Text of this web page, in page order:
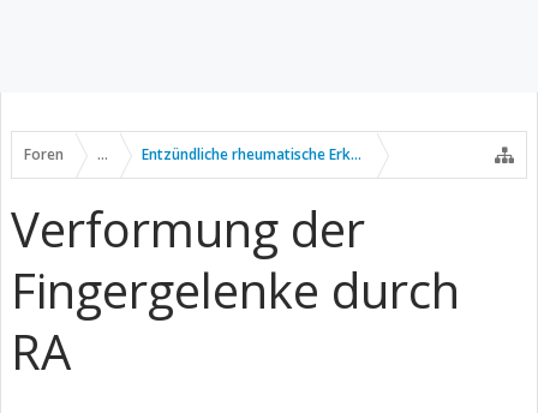
Foren ... Entzündliche rheumatische Erkrankungen
Verformung der
Fingergelenke durch
RA